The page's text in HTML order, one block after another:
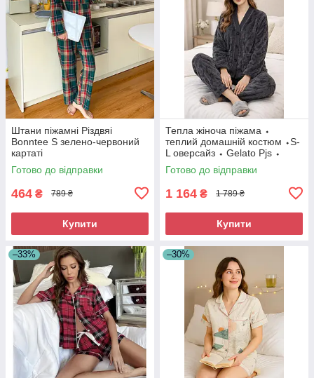
Штани піжамні Різдвяі
Bonntee S зелено-червоний
картаті
Готово до відправки
464 ₴ 789 ₴
Купити
Тепла жіноча піжама ⬩
теплий домашній костюм ⬩S-
L оверсайз ⬩ Gelato Pjs ⬩
темно-сіра
Готово до відправки
1 164 ₴ 1 789 ₴
Купити
–33% –30%